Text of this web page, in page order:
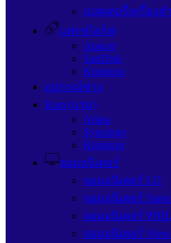
แบตเตอรี่เครื่องส
แฟรชไดร์ฟ
Apacer
SanDisk
Kingston
อุปกรณ์ช่าง
Ram (แรม)
Adata
Synology
Kingston
จอมอนิเตอร์
จอมอนิเตอร์ LG
จอมอนิเตอร์
จอมอนิเตอร์
จอมอนิเตอร์